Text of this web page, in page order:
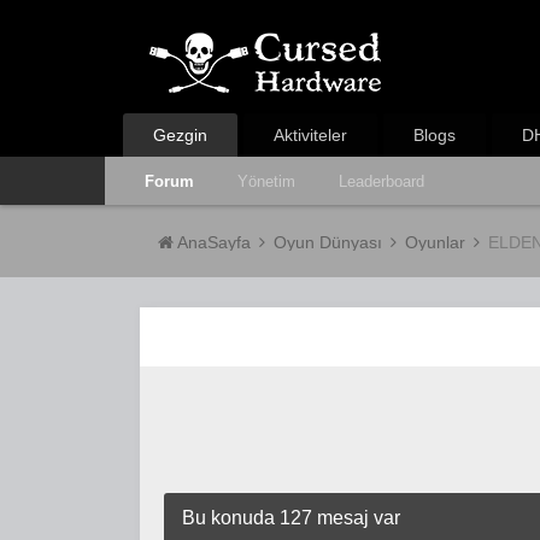
Gezgin
Forum Yönetim Leaderboard
Aktiviteler Blogs
AnaSayfa Oyun Dünyası Oyunlar
Bu konuda 127 mesaj var